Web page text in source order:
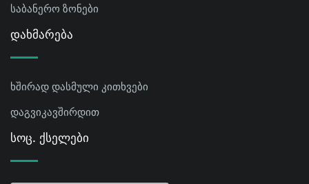
საბანერო ზონები
Დახმარება
ხშირად დასმული კითხვები
დაგვიკავშირდით
Სოც. Ქსელები